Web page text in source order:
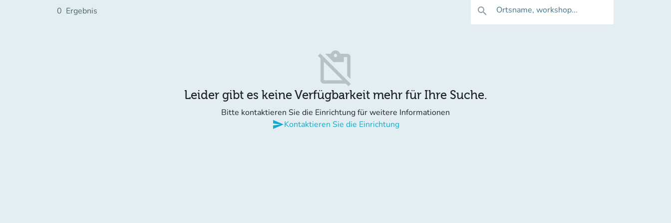
0 Ergebnis search Ortsname, workshop...
content_paste_off
Leider gibt es keine Verfügbarkeit mehr für Ihre Suche.
Bitte kontaktieren Sie die Einrichtung für weitere Informationen
sendKontaktieren Sie die Einrichtung